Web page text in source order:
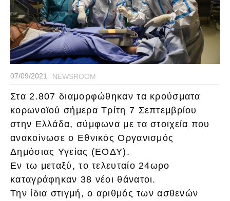
07/09/2021 NEWSROOM
Στα 2.807 διαμορφώθηκαν τα κρούσματα
κορωνοϊού σήμερα Τρίτη 7 Σεπτεμβρίου
στην Ελλάδα, σύμφωνα με τα στοιχεία που
ανακοίνωσε ο Εθνικός Οργανισμός
Δημόσιας Υγείας (ΕΟΔΥ).
Εν τω μεταξύ, το τελευταίο 24ωρο
καταγράφηκαν 38 νέοι θάνατοι.
Την ίδια στιγμή, ο αριθμός των ασθενών